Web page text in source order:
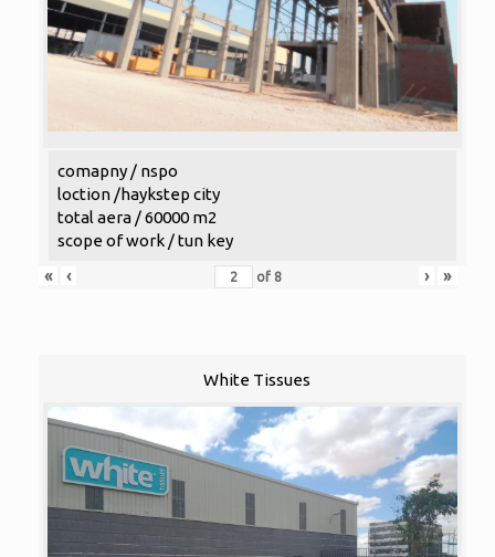
comapny / nspo
loction /haykstep city
total aera / 60000 m2
scope of work / tun key
«
‹ of 8 › »
White Tissues